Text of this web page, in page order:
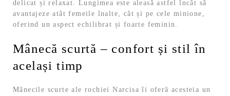
delicat și relaxat. Lungimea este aleasă astfel încât să
avantajeze atât femeile înalte, cât și pe cele minione,
oferind un aspect echilibrat și foarte feminin.
Mânecă scurtă – confort și stil în
același timp
Mânecile scurte ale rochiei Narcisa îi oferă acesteia un